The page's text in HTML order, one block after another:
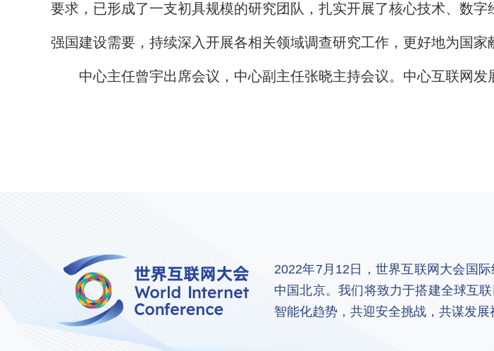
要求，已形成了一支初具规模的研究团队，扎实开展了核心技术、数
强国建设需要，持续深入开展各相关领域调查研究工作，更好地为国家
中心主任曾宇出席会议，中心副主任张晓主持会议。中心互联网发
2022年7月12日，世界互联网大会国
中国北京。我们将致力于搭建全球互
智能化趋势，共迎安全挑战，共谋发